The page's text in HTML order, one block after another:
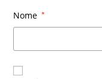
Nome *